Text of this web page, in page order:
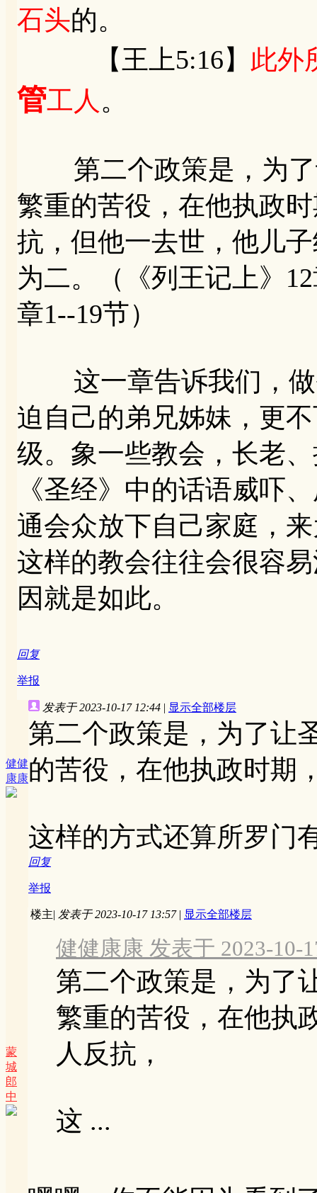
石头的。
【王上5:16】 此外
管工人 。
第二个政策是，为了
繁重的苦役，在他执政
抗，但他一去世，他儿
为二。（《列王记上》
章1--19节）
这一章告诉我们，做
迫自己的弟兄姊妹，更
级。象一些教会，长老
《圣经》中的话语威吓
通会众放下自己家庭，
这样的教会往往会很容
因就是如此。
回复
举报
健健
康康
发表于 2023-10-17 12:44 | 显示全部楼层
第二个政策是，为了让
的苦役，在他执政时期
这样的方式还算所罗门
回复
举报
蒙
城
郎
中
楼主| 发表于 2023-10-17 13:57 | 显示全部楼层
健健康康 发表于 2023-10-
第二个政策是，为了
繁重的苦役，在他执
人反抗，
这 ...